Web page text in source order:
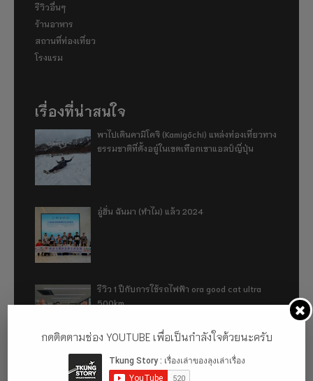
รีวิวอื่นๆ
ร้านอาหาร
สถานที่ท่องเที่ยว
โรงแรม
เรื่องที่น่าสนใจ
พาไปเดินคามิโคจิ (Kamigōchi) แหล่งท่องเที่ยวทาง
ธรรมชาติที่ตั้งอยู่ในเขตเทือกเขาแอลป์ญี่ปุ่น
อู่ฮั่น ฉันมา (ทำไม) แล้ว 2024
รีวิว 1 ปีกับการใช้รถไฟฟ้า ora good cat ultra
500km
เที่ยวฮ่องกง จะหลงได้ยังไง EP2
กดติดตามช่อง YOUTUBE เพื่อเป็นกำลังใจด้วยนะครับ